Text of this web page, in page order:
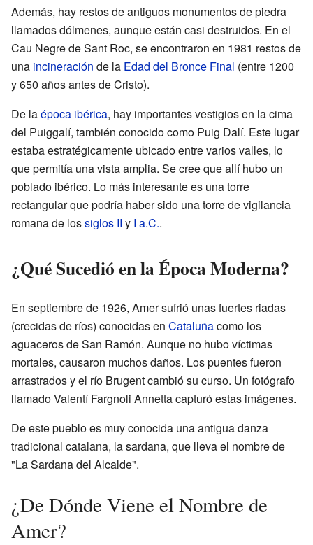
Además, hay restos de antiguos monumentos de piedra
llamados dólmenes, aunque están casi destruidos. En el
Cau Negre de Sant Roc, se encontraron en 1981 restos de
una incineración de la Edad del Bronce Final (entre 1200
y 650 años antes de Cristo).
De laépoca ibérica, hay importantes vestigios en la cima
del Puiggalí, también conocido como Puig Dalí. Este lugar
estaba estratégicamente ubicado entre varios valles, lo
que permitía una vista amplia. Se cree que allí hubo un
poblado ibérico. Lo más interesante es una torre
rectangular que podría haber sido una torre de vigilancia
romana de lossiglos II y I a.C..
¿Qué Sucedió en la Época Moderna?
En septiembre de 1926, Amer sufrió unas fuertes riadas
(crecidas de ríos) conocidas en Cataluñacomo los
aguaceros de San Ramón. Aunque no hubo víctimas
mortales, causaron muchos daños. Los puentes fueron
arrastrados y el río Brugent cambió su curso. Un fotógrafo
llamado Valentí Fargnoli Annetta capturó estas imágenes.
De este pueblo es muy conocida una antigua danza
tradicional catalana, la sardana, que lleva el nombre de
"La Sardana del Alcalde".
¿De Dónde Viene el Nombre de
Amer?